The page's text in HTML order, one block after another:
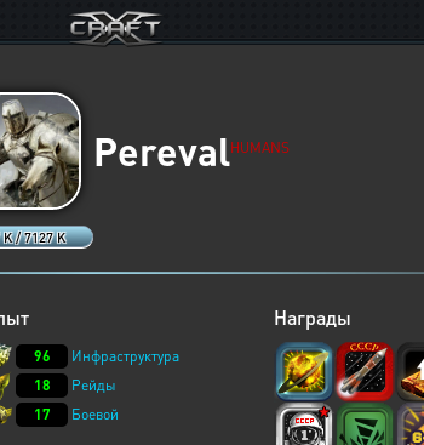
K / 7127 K
PerevalHUMANS
96
Инфраструктура
18
Рейды
17
Боевой
Награды